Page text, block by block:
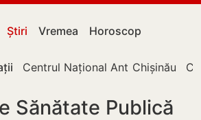
Știri Vremea Horoscop
Centrul Național Anticorupție
Chișinău
Sănătate Publică